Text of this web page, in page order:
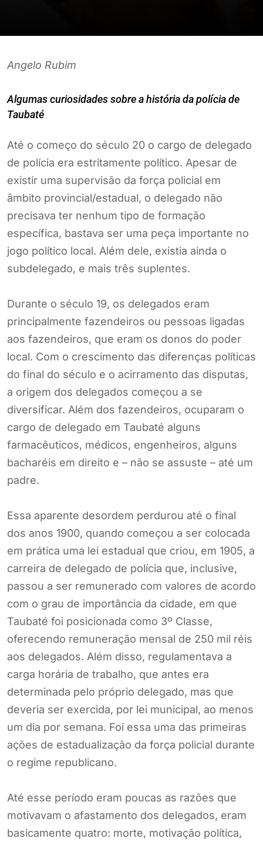
Angelo Rubim
Algumas curiosidades sobre a história da polícia de
Taubaté
Até o começo do século 20 o cargo de delegado
de polícia era estritamente político. Apesar de
existir uma supervisão da força policial em
âmbito provincial/estadual, o delegado não
precisava ter nenhum tipo de formação
específica, bastava ser uma peça importante no
jogo político local. Além dele, existia ainda o
subdelegado, e mais três suplentes.
Durante o século 19, os delegados eram
principalmente fazendeiros ou pessoas ligadas
aos fazendeiros, que eram os donos do poder
local. Com o crescimento das diferenças políticas
do final do século e o acirramento das disputas,
a origem dos delegados começou a se
diversificar. Além dos fazendeiros, ocuparam o
cargo de delegado em Taubaté alguns
farmacêuticos, médicos, engenheiros, alguns
bacharéis em direito e – não se assuste – até um
padre.
Essa aparente desordem perdurou até o final
dos anos 1900, quando começou a ser colocada
em prática uma lei estadual que criou, em 1905, a
carreira de delegado de polícia que, inclusive,
passou a ser remunerado com valores de acordo
com o grau de importância da cidade, em que
Taubaté foi posicionada como 3º Classe,
oferecendo remuneração mensal de 250 mil réis
aos delegados. Além disso, regulamentava a
carga horária de trabalho, que antes era
determinada pelo próprio delegado, mas que
deveria ser exercida, por lei municipal, ao menos
um dia por semana. Foi essa uma das primeiras
ações de estadualização da força policial durante
o regime republicano.
Até esse período eram poucas as razões que
motivavam o afastamento dos delegados, eram
basicamente quatro: morte, motivação política,